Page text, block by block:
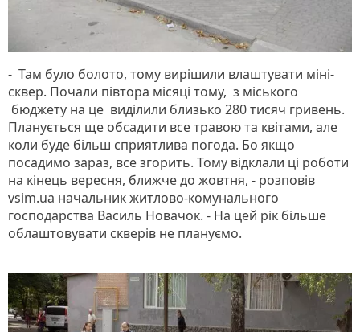
- Там було болото, тому вирішили влаштувати міні-
сквер. Почали півтора місяці тому, з міського
бюджету на це виділили близько 280 тисяч гривень.
Планується ще обсадити все травою та квітами, але
коли буде більш сприятлива погода. Бо якщо
посадимо зараз, все згорить. Тому відклали ці роботи
на кінець вересня, ближче до жовтня, - розповів
vsim.ua начальник житлово-комунального
господарства Василь Новачок. - На цей рік більше
облаштовувати скверів не плануємо.